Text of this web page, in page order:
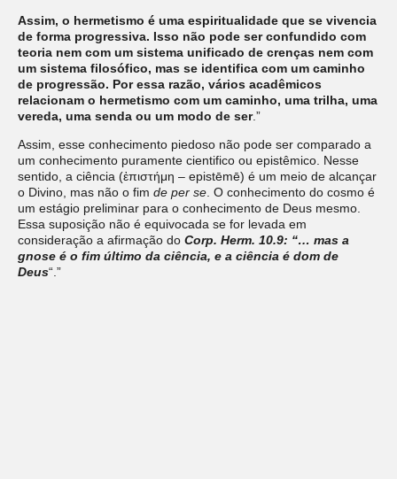
Assim, o hermetismo é uma espiritualidade que se vivencia
de forma progressiva. Isso não pode ser confundido com
teoria nem com um sistema unificado de crenças nem com
um sistema filosófico, mas se identifica com um caminho
de progressão. Por essa razão, vários acadêmicos
relacionam o hermetismo com um caminho, uma trilha, uma
vereda, uma senda ou um modo de ser.”
Assim, esse conhecimento piedoso não pode ser comparado a
um conhecimento puramente cientifico ou epistêmico. Nesse
sentido, a ciência (ἐπιστήμη – epistēmē) é um meio de alcançar
o Divino, mas não o fim de per se. O conhecimento do cosmo é
um estágio preliminar para o conhecimento de Deus mesmo.
Essa suposição não é equivocada se for levada em
consideração a afirmação do Corp. Herm. 10.9: “… mas a
gnose é o fim último da ciência, e a ciência é dom de
Deus“.”